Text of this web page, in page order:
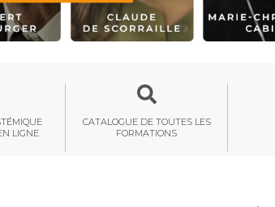
LIGNE
CATALOGUE DE TOUTES LES
FORMATIONS